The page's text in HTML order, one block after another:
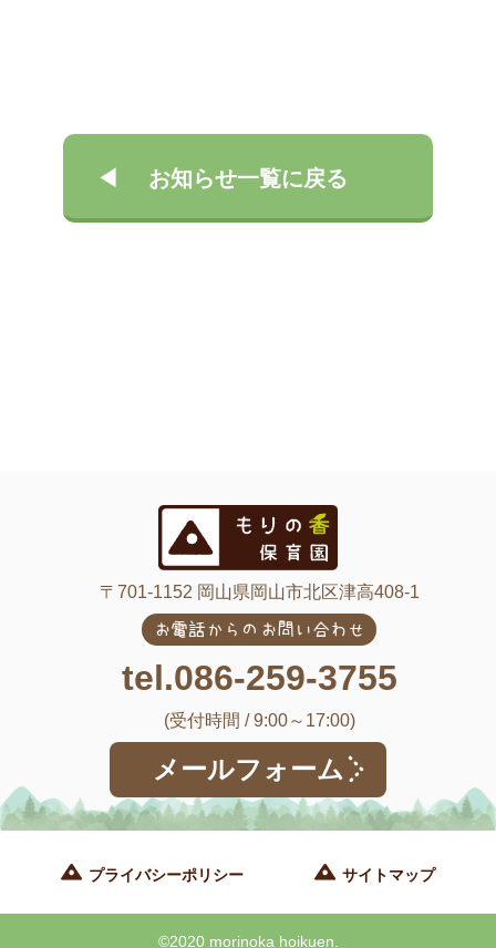
お知らせ一覧に戻る
〒701-1152 岡山県岡山市北区津高408-1
お電話からのお問い合わせ
tel.086-259-3755
(受付時間 / 9:00～17:00)
メールフォーム
プライバシーポリシー サイトマップ
©2020 morinoka hoikuen.